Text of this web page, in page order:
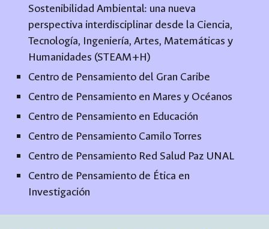
Sostenibilidad Ambiental: una nueva
perspectiva interdisciplinar desde la Ciencia,
Tecnología, Ingeniería, Artes, Matemáticas y
Humanidades (STEAM+H)
Centro de Pensamiento del Gran Caribe
Centro de Pensamiento en Mares y Océanos
Centro de Pensamiento en Educación
Centro de Pensamiento Camilo Torres
Centro de Pensamiento Red Salud Paz UNAL
Centro de Pensamiento de Ética en
Investigación